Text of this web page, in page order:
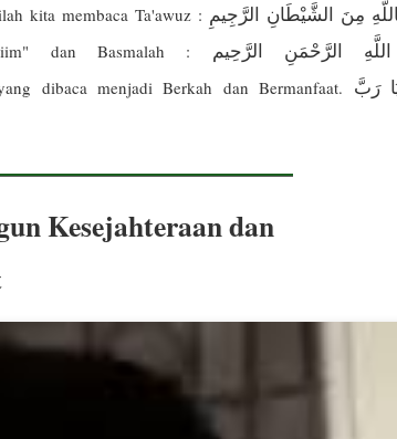
kita membaca Ta'awuz : مِنَ الشَّيْطَانِ الرَّجِيمِ
dan Basmalah : الرَّحْمَنِ الرَّحِيم
dibaca menjadi Berkah dan Bermanfaat. رَبَّ
Kesejahteraan dan